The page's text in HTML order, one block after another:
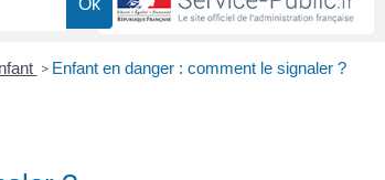
> Enfant en danger : comment le signaler ?